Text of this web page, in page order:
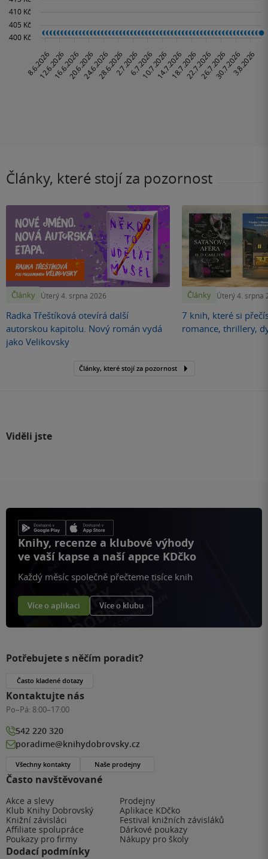
Články, které stojí za pozornost
Články Úterý 4. srpna 2026
Radka Třeštíková otevírá další
autorskou kapitolu. Nový román vydá
jako Velikovsky
Články Úterý 4. srpna
7 knih, které si
romance, thrillery,
Články, které stojí za pozornost
Viděli jste
Knihy, recenze a klubové výhody
ve vaší kapse a naší appce KDčko
Každý měsíc společně přečteme tisíce knih
Více o aplikaci Více o klubu
Často navštěvované
Akce a slevy
Prodejny
Klub Knihy Dobrovský
Aplikace KDčko
Knižní závisláci
Festival knižních závisláků
Affiliate spolupráce
Dárkové poukazy
Poukazy pro firmy
Nákupy pro školy
Dodací podmínky
Potřebujete s něčím poradit?
Často kladené dotazy
Kontaktujte nás
Po–Pá: 8:00–17:00
542 220 320
poradime@knihydobrovsky.cz
Všechny kontakty Naše prodejny